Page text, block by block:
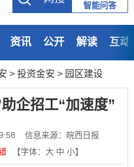
智能问答
资讯 公开 解读
互动
> 投资金安 > 园区建设
企招工“加速度”
信息来源：皖西日报
【字体： 大 中 小】